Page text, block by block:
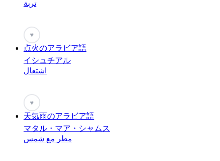
تربة
♥
点火のアラビア語
イシュチアル
اشتعال
♥
天気雨のアラビア語
マタル・マア・シャムス
مطر مع شمس